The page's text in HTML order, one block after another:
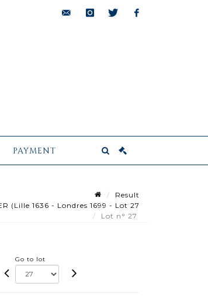
PAYMENT
Result
(Lille 1636 - Londres 1699 - Lot 27
Lot n° 27
Go to lot